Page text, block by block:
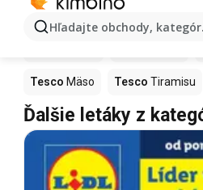
Hľadajte obchody,
Tesco Mäso Tesco Tiramisu
Ďalšie letáky z